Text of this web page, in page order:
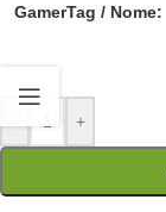
GamerTag / Nome:
+